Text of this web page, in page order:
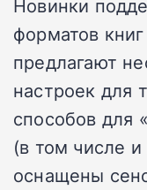
Новинки
форматов
предлагают
настроек для
способов для
(в том числе
оснащены